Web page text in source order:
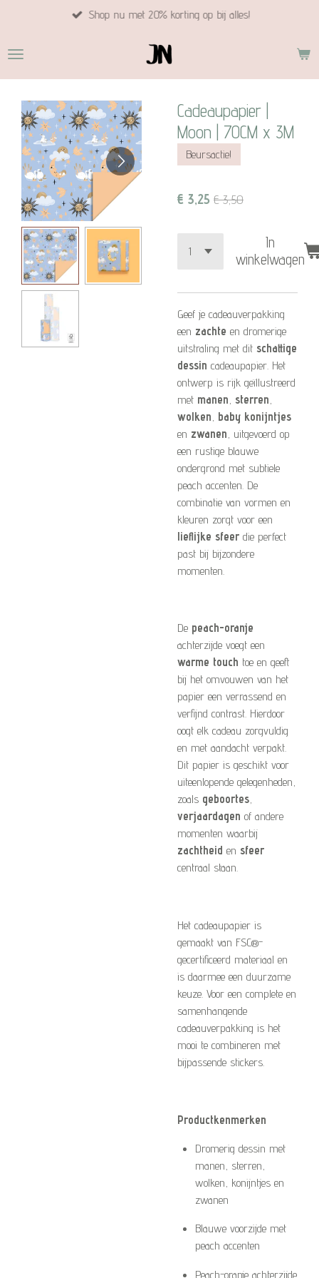
naar
hoofdinhoud
Shop nu met 20% korting op bij alles!
Cadeaupapier |
Moon | 70CM x 3M
Beursactie!
€ 3,25 € 3,50
In
winkelwagen
Geef je cadeauverpakking
een zachte en dromerige
uitstraling met dit schattige
dessin cadeaupapier. Het
ontwerp is rijk geïllustreerd
met manen sterren
wolken baby konijntjes
en zwanen , uitgevoerd op
een rustige blauwe
ondergrond met subtiele
peach accenten. De
combinatie van vormen en
kleuren zorgt voor een
lieflijke sfeer die perfect
past bij bijzondere
momenten.
De peach-oranje
achterzijde voegt een
warme touch toe en geeft
bij het omvouwen van het
papier een verrassend en
verfijnd contrast. Hierdoor
oogt elk cadeau zorgvuldig
en met aandacht verpakt.
Dit papier is geschikt voor
uiteenlopende gelegenheden,
zoals geboortes,
verjaardagen of andere
momenten waarbij
zachtheid en sfeer
centraal staan.
Het cadeaupapier is
gemaakt van FSC®-
gecertificeerd materiaal en
is daarmee een duurzame
keuze. Voor een complete en
samenhangende
cadeauverpakking is het
mooi te combineren met
bijpassende stickers.
Productkenmerken
Dromerig dessin met
manen, sterren,
wolken, konijntjes en
zwanen
Blauwe voorzijde met
peach accenten
Peach-oranje achterzijde